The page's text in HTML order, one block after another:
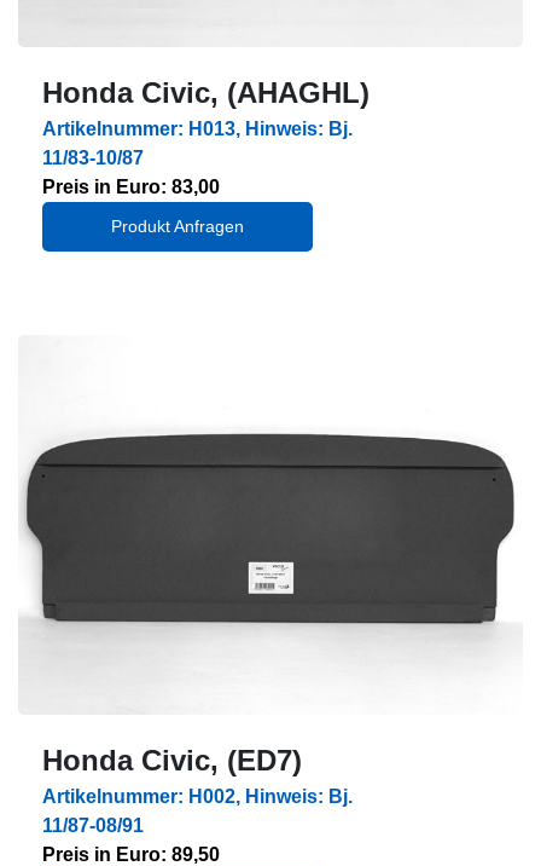
Honda Civic, (AHAGHL)
Artikelnummer: H013, Hinweis: Bj.
11/83-10/87
Preis in Euro: 83,00
Produkt Anfragen
Honda Civic, (ED7)
Artikelnummer: H002, Hinweis: Bj.
11/87-08/91
Preis in Euro: 89,50